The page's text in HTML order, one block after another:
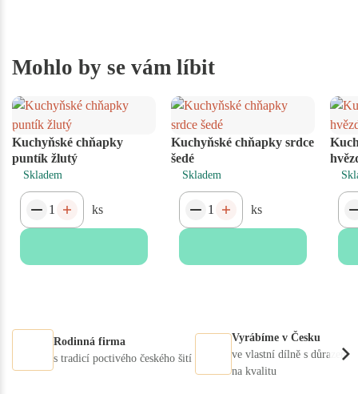
Mohlo by se vám líbit
Kuchyňské chňapky
puntík žlutý
Skladem
ks
Kuchyňské chňapky srdce
šedé
Skladem
ks
Rodinná firma
s tradicí poctivého českého šití
Vyrábíme v Česku
ve vlastní dílně s důrazem
na kvalitu